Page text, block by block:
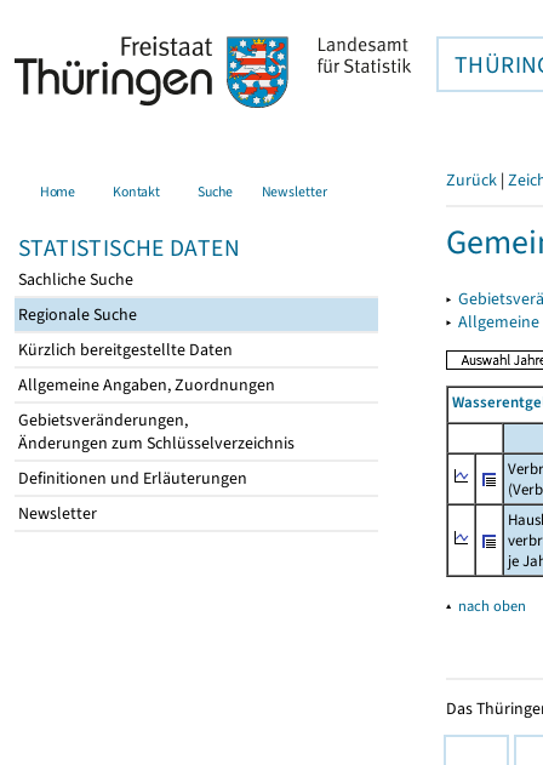
Home Kontakt Suche Newsletter
STATISTISCHE DATEN
Sachliche Suche
Regionale Suche
Kürzlich bereitgestellte Daten
Allgemeine Angaben, Zuordnungen
Gebietsveränderungen,
Änderungen zum Schlüsselverzeichnis
Definitionen und Erläuterungen
Newsletter
Zurück |
▸
▸
je
▴ nach oben
Das